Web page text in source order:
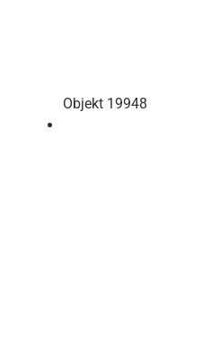
Objekt 19948